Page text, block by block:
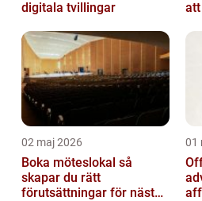
digitala tvillingar
02 maj 2026
Boka möteslokal så
skapar du rätt
förutsättningar för nästa
01